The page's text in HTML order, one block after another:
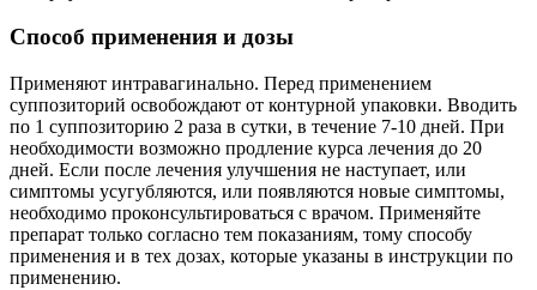
Способ применения и дозы
Применяют интравагинально. Перед применением
суппозиторий освобождают от контурной упаковки. Вводить
по 1 суппозиторию 2 раза в сутки, в течение 7-10 дней. При
необходимости возможно продление курса лечения до 20
дней. Если после лечения улучшения не наступает, или
симптомы усугубляются, или появляются новые симптомы,
необходимо проконсультироваться с врачом. Применяйте
препарат только согласно тем показаниям, тому способу
применения и в тех дозах, которые указаны в инструкции по
применению.